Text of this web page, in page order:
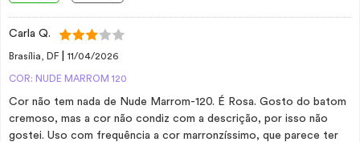
Carla Q.
Brasília, DF 11/04/2026
COR: NUDE MARROM 120
Cor não tem nada de Nude Marrom-120. É Rosa. Gosto do batom
cremoso, mas a cor não condiz com a descrição, por isso não
gostei. Uso com frequência a cor marronzíssimo, que parece ter